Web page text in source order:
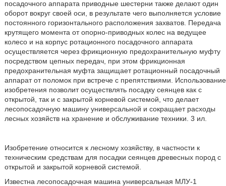
посадочного аппарата приводные шестерни также делают один
оборот вокруг своей оси, в результате чего выполняется условие
постоянного горизонтального расположения захватов. Передача
крутящего момента от опорно-приводных колес на ведущее
колесо и на корпус ротационного посадочного аппарата
осуществляется через фрикционную предохранительную муфту
посредством цепных передач, при этом фрикционная
предохранительная муфта защищает ротационный посадочный
аппарат от поломок при встрече с препятствиями. Использование
изобретения позволит осуществлять посадку сеянцев как с
открытой, так и с закрытой корневой системой, что делает
лесопосадочную машину универсальной и сокращает расходы
лесных хозяйств на хранение и обслуживание техники. 3 ил.
Изобретение относится к лесному хозяйству, в частности к
техническим средствам для посадки сеянцев древесных пород с
открытой и закрытой корневой системой.
Известна лесопосадочная машина универсальная МЛУ-1